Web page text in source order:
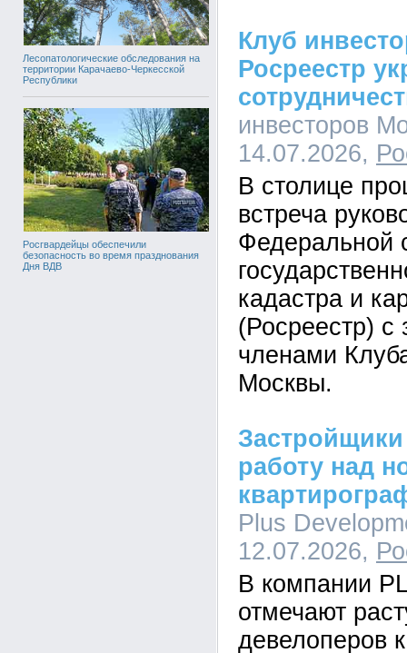
Лесопатологические обследования на
территории Карачаево-Черкесской
Республики
Росгвардейцы обеспечили
безопасность во время празднования
Дня ВДВ
Клуб
Росреестр
инвесторов
14.07.2026,
В столице
встреча
Федеральной
кадастра и
(Росреестр) с
членами
Москвы.
работу над
Plus
12.07.2026,
В компании
отмечают
девелоперов